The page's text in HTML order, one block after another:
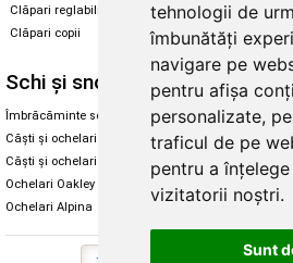
tehnologii de
îmbunătăți
navigare pe
pentru afișa
personalizate,
traficul de pe
pentru a
vizitatorii noștri.
Sunt
Clăpari reglabili
Clăpari copii
Santa
Enuff
Schi și snowboard
Îmbrăcăminte schi și snowboard
Căști și ochelari de iarnă
Căști și ochelari Alpina
Ochelari Oakley
Ochelari Alpina
Cum
Cum